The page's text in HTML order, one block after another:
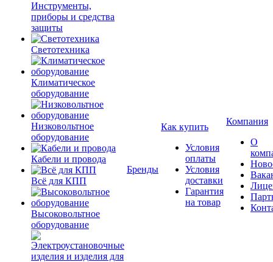
Инструменты,
приборы и средства
защиты
Светотехника
Климатическое
оборудование
Низковольтное
оборудование
Кабели и провода
Всё для КПП
Высоковольтное
оборудование
Бренды
Как купить
Условия
оплаты
Условия
доставки
Гарантия
на товар
Компания
О